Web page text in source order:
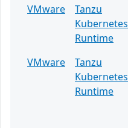
VMware
Tanzu
Kubernetes
Runtime
VMware
Tanzu
Kubernetes
Runtime